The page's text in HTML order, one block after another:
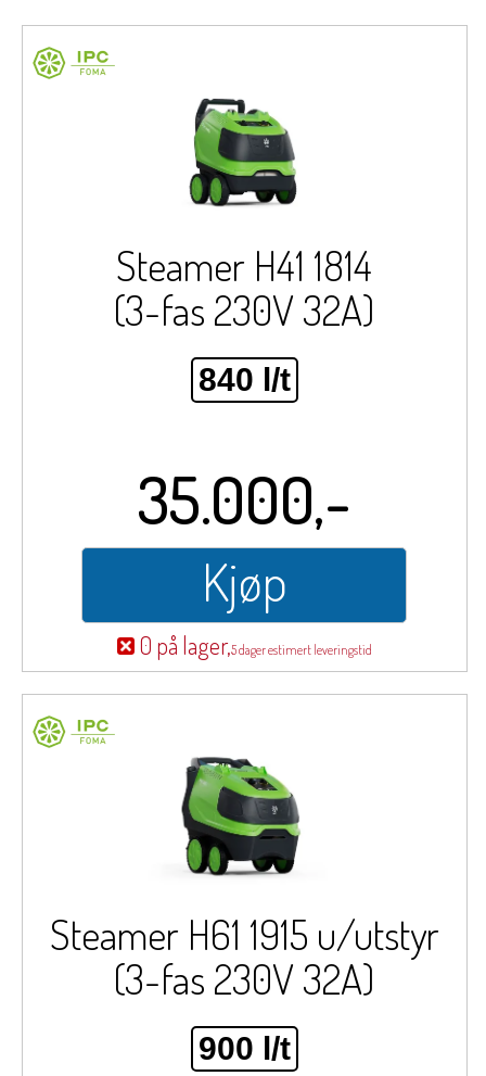
Steamer H41 1814
(3-fas 230V 32A)
840 l/t
35.000,-
Kjøp
0 på lager,5 dager estimert leveringstid
Steamer H61 1915 u/utstyr
(3-fas 230V 32A)
900 l/t